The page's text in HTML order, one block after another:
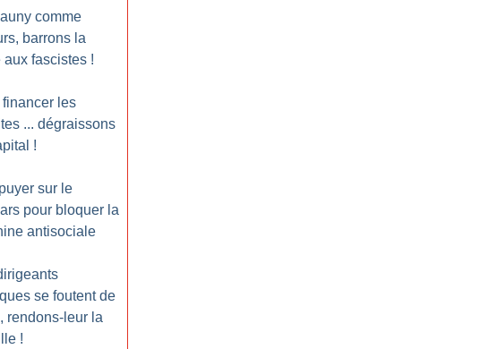
comme
barrons la
aux fascistes !
financer les
... dégraissons
!
sur le
pour bloquer la
antisociale
se foutent de
rendons-leur la
!